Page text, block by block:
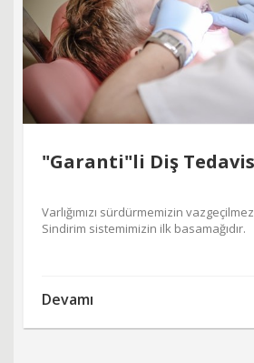
"Garanti"li Diş
Varlığımızı sürdürmemizin
Sindirim sistemimizin ilk basamağıdır.
Devamı